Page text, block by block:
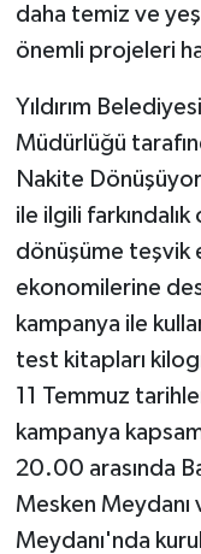
daha temiz ve
önemli projeleri
Yıldırım
Müdürlüğü
Nakite
ile ilgili
dönüşüme teşvik
ekonomilerine
kampanya ile
test kitapları
11 Temmuz
kampanya
20.00 arasında
Mesken Meydanı
Meydanı'nda
Gayrimenkul
GÜNDEM
Güvenlik
İNSAN
İş Dünyası
Jandarma
Kadın